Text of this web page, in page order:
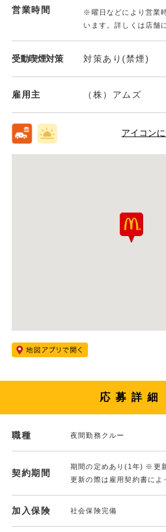
営業時間
※曜日などにより営業
います。詳しくは店舗
受動喫煙対策 対策あり(禁煙)
雇用主 （株）アムズ
アイコン
応募詳細
職種 夜間勤務クルー
契約期間
期間の定めあり(1年) ※更
更新の際は雇用契約書によ
加入保険 社会保険完備